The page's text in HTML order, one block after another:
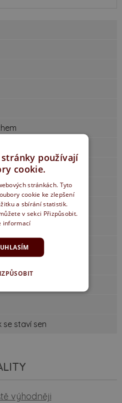
se staví sen
výhodněji
používají
cookie.
stránkách. Tyto
cookie ke zlepšení
a sbírání statistik.
v sekci Přizpůsobit.
informací